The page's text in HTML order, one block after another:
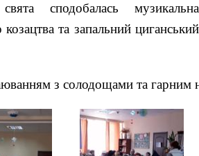
сподобалась музикальна
та запальний циганський
з солодощами та гарним